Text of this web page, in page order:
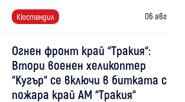
Кюстендил 06 авг
Огнен фронт край “Тракия“:
Втори военен хеликоптер
“Кугър“ се включи в битката с
пожара край АМ “Тракия“